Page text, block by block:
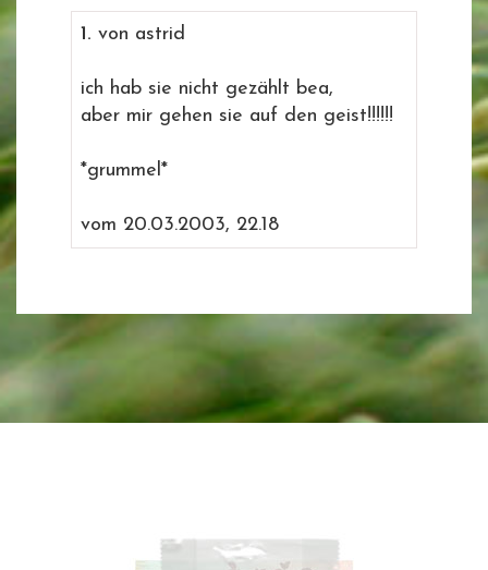
1. von astrid
ich hab sie nicht gezählt bea,
aber mir gehen sie auf den geist!!!!!!
*grummel*
vom 20.03.2003, 22.18